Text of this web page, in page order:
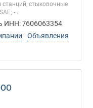
станций, стыковочные
-...
ИНН: 7606063354
Объявления